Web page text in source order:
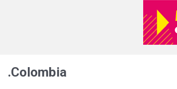
.Colombia